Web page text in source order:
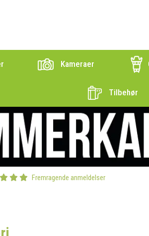
Kameraer
Tilbehør
Fremragende anmeldelser